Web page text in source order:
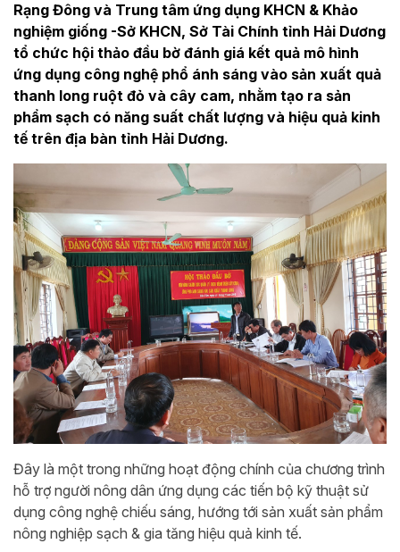
Rạng Đông và Trung tâm ứng dụng KHCN & Khảo
nghiệm giống -Sở KHCN, Sở Tài Chính tỉnh Hải Dương
tổ chức hội thảo đầu bờ đánh giá kết quả mô hình
ứng dụng công nghệ phổ ánh sáng vào sản xuất quả
thanh long ruột đỏ và cây cam, nhằm tạo ra sản
phẩm sạch có năng suất chất lượng và hiệu quả kinh
tế trên địa bàn tỉnh Hải Dương.
Đây là một trong những hoạt động chính của chương trình
hỗ trợ người nông dân ứng dụng các tiến bộ kỹ thuật sử
dụng công nghệ chiếu sáng, hướng tới sản xuất sản phẩm
nông nghiệp sạch & gia tăng hiệu quả kinh tế.